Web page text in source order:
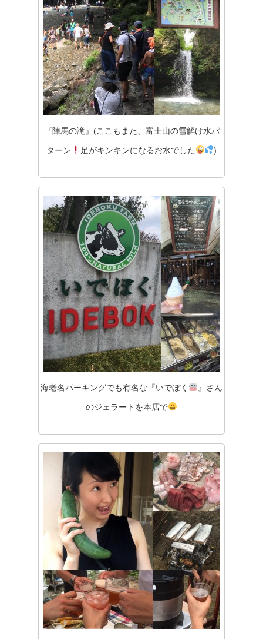
『陣馬の滝』(ここもまた、富士山の雪解け水パ
ターン 足がキンキンになるお水でした )
海老名パーキングでも有名な『いでぼく 』さん
のジェラートを本店で